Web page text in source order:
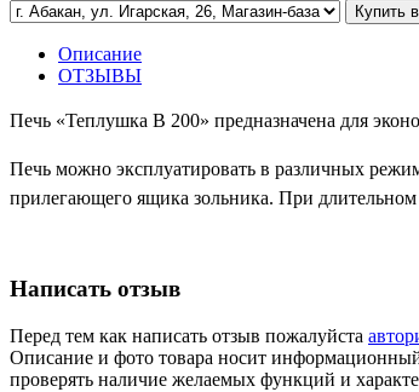
Купить
Описание
ОТЗЫВЫ
Печь «Теплушка В 200» предназначена для
Печь можно эксплуатировать в различных
прилегающего ящика зольника. При
Написать отзыв
Перед тем как написать отзыв пожалуйста
Описание и фото товара носит информационный
проверять наличие желаемых функций и